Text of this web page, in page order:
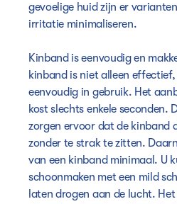
gevoelige huid zijn er
irritatie minimaliseren.
Kinband is eenvoudig en
kinband is niet alleen
eenvoudig in gebruik. Het
kost slechts enkele seconden.
zorgen ervoor dat de kinband
zonder te strak te zitten.
van een kinband minimaal. U
schoonmaken met een mild
laten drogen aan de lucht.